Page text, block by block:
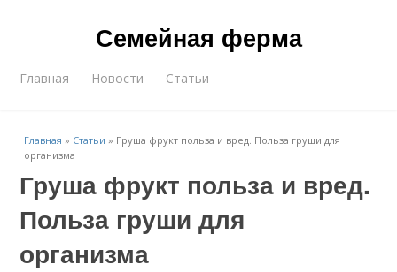
Семейная ферма
Главная Новости Статьи
Главная » Статьи » Груша фрукт польза и вред. Польза груши для
организма
Груша фрукт польза и вред.
Польза груши для
организма